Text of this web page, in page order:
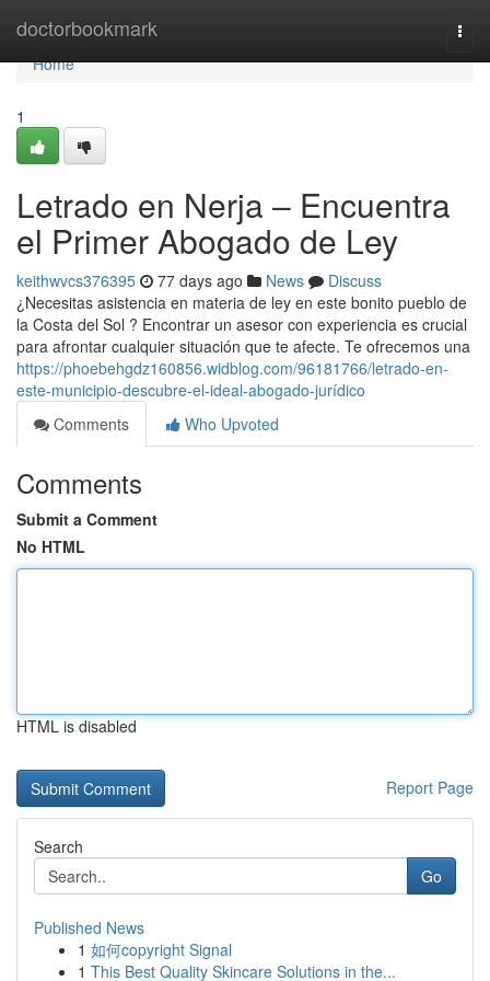
doctorbookmark
Home
Home
1
Letrado en Nerja – Encuentra
el Primer Abogado de Ley
keithwvcs376395 77 days ago News
Discuss
¿Necesitas asistencia en materia de ley en este bonito pueblo de
la Costa del Sol ? Encontrar un asesor con experiencia es crucial
para afrontar cualquier situación que te afecte. Te ofrecemos una
https://phoebehgdz160856.widblog.com/96181766/letrado-en-
este-municipio-descubre-el-ideal-abogado-jurídico
Comments
Who Upvoted
Comments
Submit a Comment
No HTML
HTML is disabled
Report Page
Search
Go
Published News
1 如何copyright Signal
1 This Best Quality Skincare Solutions in the...